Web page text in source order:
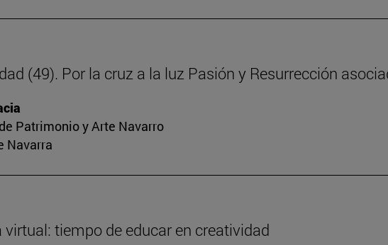
(49). Por la cruz a la luz Pasión y Resurrección
Patrimonio y Arte Navarro
Navarra
virtual: tiempo de educar en creatividad